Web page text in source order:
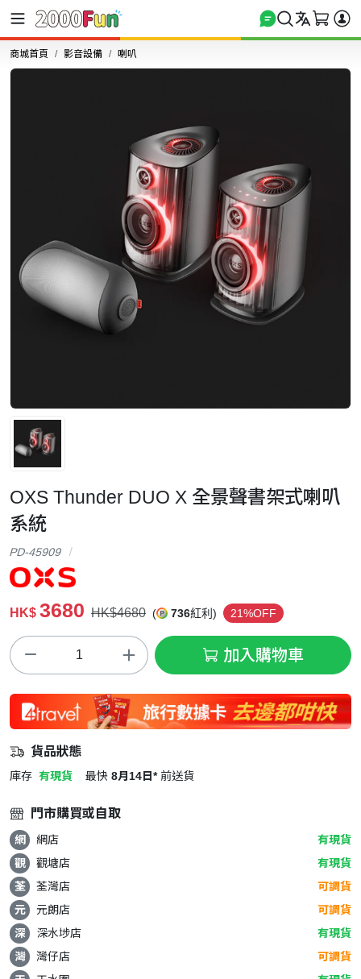
商城首頁 影音設備 喇叭
OXS Thunder DUO X 全景聲書架式喇叭
系統
PD-45909
HK$ 3680 HK$4680 ( 736紅利) 21%OFF
加入購物車
貨品狀態
庫存 有現貨 最快 8月14日* 前送貨
門市購買或自取
網 網店
有現貨
觀
觀塘店
有現貨
荃
荃灣店
可調貨
元
元朗店
可調貨
深
深水埗店
有現貨
灣
灣仔店
可調貨